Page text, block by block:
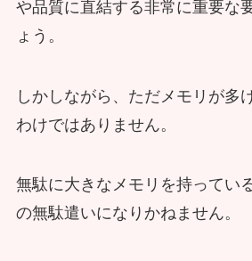
や品質に直結する非常に重要な
ょう。
しかしながら、ただメモリが多
わけではありません。
無駄に大きなメモリを持ってい
の無駄遣いになりかねません。